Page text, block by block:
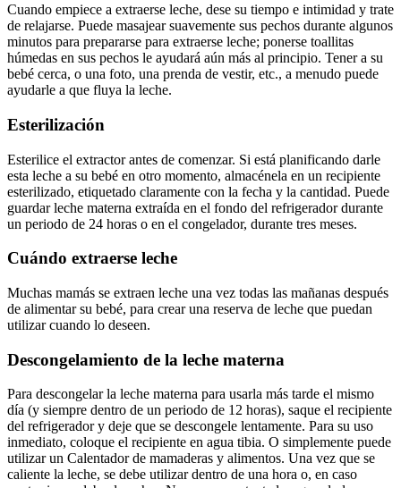
Cuando empiece a extraerse leche, dese su tiempo e intimidad y trate
de relajarse. Puede masajear suavemente sus pechos durante algunos
minutos para prepararse para extraerse leche; ponerse toallitas
húmedas en sus pechos le ayudará aún más al principio. Tener a su
bebé cerca, o una foto, una prenda de vestir, etc., a menudo puede
ayudarle a que fluya la leche.
Esterilización
Esterilice el extractor antes de comenzar. Si está planificando darle
esta leche a su bebé en otro momento, almacénela en un recipiente
esterilizado, etiquetado claramente con la fecha y la cantidad. Puede
guardar leche materna extraída en el fondo del refrigerador durante
un periodo de 24 horas o en el congelador, durante tres meses.
Cuándo extraerse leche
Muchas mamás se extraen leche una vez todas las mañanas después
de alimentar su bebé, para crear una reserva de leche que puedan
utilizar cuando lo deseen.
Descongelamiento de la leche materna
Para descongelar la leche materna para usarla más tarde el mismo
día (y siempre dentro de un periodo de 12 horas), saque el recipiente
del refrigerador y deje que se descongele lentamente. Para su uso
inmediato, coloque el recipiente en agua tibia. O simplemente puede
utilizar un Calentador de mamaderas y alimentos. Una vez que se
caliente la leche, se debe utilizar dentro de una hora o, en caso